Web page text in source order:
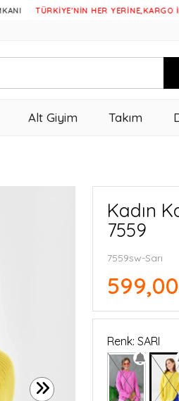
TÜRKİYE'NİN HER YERİNE,KARGO İMKANI!
Alt Giyim Takım
Kadın
7559
7559sw-Sarı
Renk: SARI